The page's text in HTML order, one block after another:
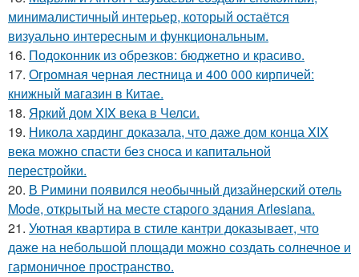
минималистичный интерьер, который остаётся
визуально интересным и функциональным.
16. Подоконник из обрезков: бюджетно и красиво.
17. Огромная черная лестница и 400 000 кирпичей:
книжный магазин в Китае.
18. Яркий дом XIX века в Челси.
19. Никола хардинг доказала, что даже дом конца XIX
века можно спасти без сноса и капитальной
перестройки.
20. В Римини появился необычный дизайнерский отель
Mode, открытый на месте старого здания Arlesiana.
21. Уютная квартира в стиле кантри доказывает, что
даже на небольшой площади можно создать солнечное и
гармоничное пространство.